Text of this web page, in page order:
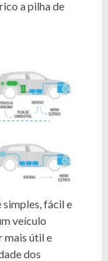
a pilha de
simples, fácil e
veículo
mais útil e
dos